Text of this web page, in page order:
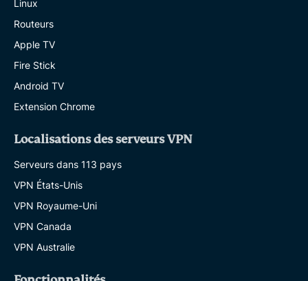
Linux
Routeurs
Apple TV
Fire Stick
Android TV
Extension Chrome
Localisations des serveurs VPN
Serveurs dans 113 pays
VPN États-Unis
VPN Royaume-Uni
VPN Canada
VPN Australie